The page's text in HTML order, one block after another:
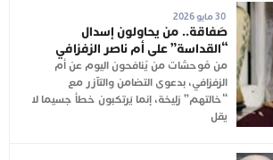
30 مايو 2026
صَفاقة.. من يحاولون إسدال
“القداسة” على أم ناصر الزفزافي
من مُوحشات من يُنافحون اليوم عن أم
الزفزافي، بدعوى التضامن والتآزر مع
“خالتهم” زليخة، إنما يَرتكبون خطأ جسيما لا
يقل